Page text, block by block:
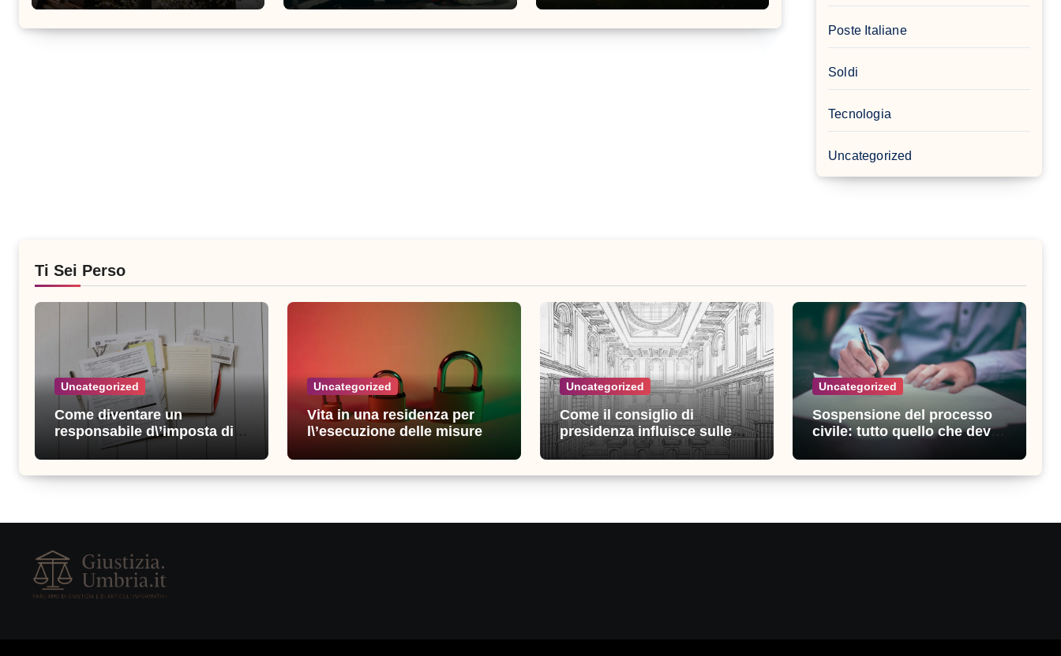
Poste Italiane
Soldi
Tecnologia
Uncategorized
Ti Sei Perso
Uncategorized
Come diventare un
responsabile d\’imposta di
successo: consigli e
strategie vincenti
Uncategorized
Vita in una residenza per
l\’esecuzione delle misure di
consigli utili
Uncategorized
Come il consiglio di
presidenza influisce sulle
decisioni della giustizia
amministrativa
Uncategorized
Sospensione del processo
civile: tutto quello che devi